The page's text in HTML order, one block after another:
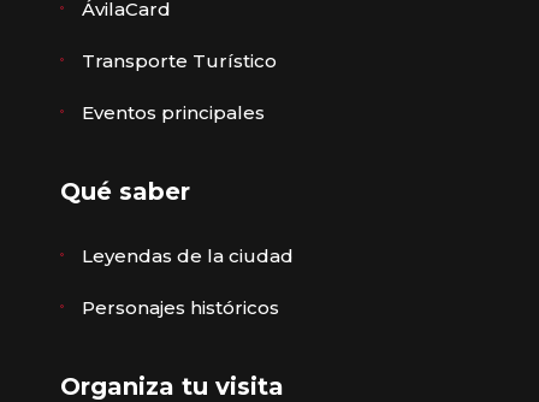
ÁvilaCard
Transporte Turístico
Eventos principales
Qué saber
Leyendas de la ciudad
Personajes históricos
Organiza tu visita